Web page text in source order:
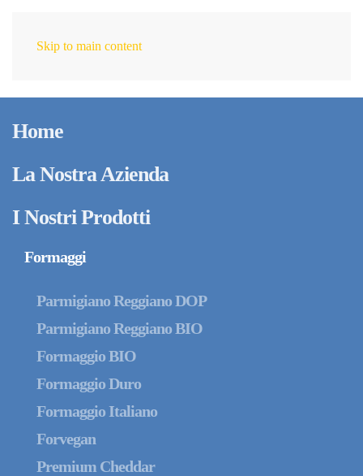
Skip to main content
Home
La Nostra Azienda
I Nostri Prodotti
Formaggi
Parmigiano Reggiano DOP
Parmigiano Reggiano BIO
Formaggio BIO
Formaggio Duro
Formaggio Italiano
Forvegan
Premium Cheddar